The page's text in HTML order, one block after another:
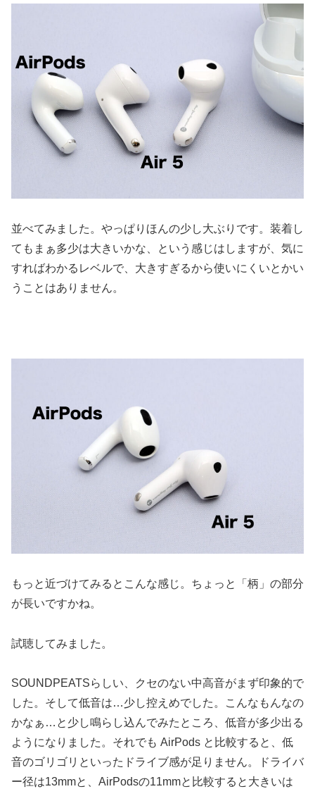
並べてみました。やっぱりほんの少し大ぶりです。装着し
てもまぁ多少は大きいかな、という感じはしますが、気に
すればわかるレベルで、大きすぎるから使いにくいとかい
うことはありません。
もっと近づけてみるとこんな感じ。ちょっと「柄」の部分
が長いですかね。
試聴してみました。
SOUNDPEATSらしい、クセのない中高音がまず印象的で
した。そして低音は…少し控えめでした。こんなもんなの
かなぁ…と少し鳴らし込んでみたところ、低音が多少出る
ようになりました。それでも AirPods と比較すると、低
音のゴリゴリといったドライブ感が足りません。ドライバ
ー径は13mmと、AirPodsの11mmと比較すると大きいは